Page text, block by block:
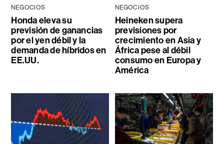
NEGOCIOS
Honda eleva su
previsión de ganancias
por el yen débil y la
demanda de híbridos en
EE.UU.
NEGOCIOS
Heineken supera
previsiones por
crecimiento en Asia y
África pese al débil
consumo en Europa y
América